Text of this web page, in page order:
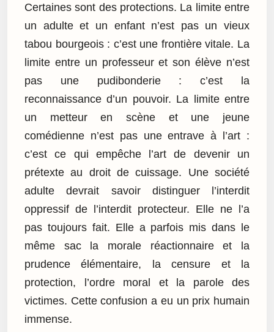
Certaines sont des protections. La limite entre
un adulte et un enfant n’est pas un vieux
tabou bourgeois : c’est une frontière vitale. La
limite entre un professeur et son élève n’est
pas une pudibonderie : c’est la
reconnaissance d’un pouvoir. La limite entre
un metteur en scène et une jeune
comédienne n’est pas une entrave à l’art :
c’est ce qui empêche l’art de devenir un
prétexte au droit de cuissage. Une société
adulte devrait savoir distinguer l’interdit
oppressif de l’interdit protecteur. Elle ne l’a
pas toujours fait. Elle a parfois mis dans le
même sac la morale réactionnaire et la
prudence élémentaire, la censure et la
protection, l’ordre moral et la parole des
victimes. Cette confusion a eu un prix humain
immense.